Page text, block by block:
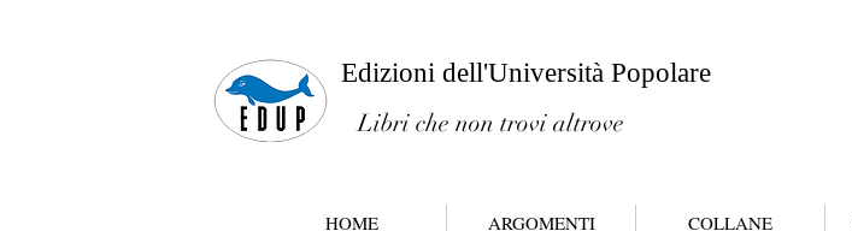
Edizioni dell'Università Popolare
Libri che non trovi altrove
HOME ARGOMENTI COLLANE